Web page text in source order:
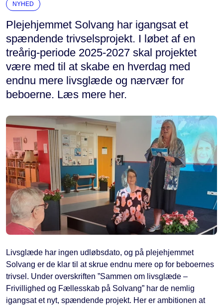
NYHED
Plejehjemmet Solvang har igangsat et
spændende trivselsprojekt. I løbet af en
treårig-periode 2025-2027 skal projektet
være med til at skabe en hverdag med
endnu mere livsglæde og nærvær for
beboerne. Læs mere her.
Livsglæde har ingen udløbsdato, og på plejehjemmet
Solvang er de klar til at skrue endnu mere op for beboernes
trivsel. Under overskriften ”Sammen om livsglæde –
Frivillighed og Fællesskab på Solvang” har de nemlig
igangsat et nyt, spændende projekt. Her er ambitionen at